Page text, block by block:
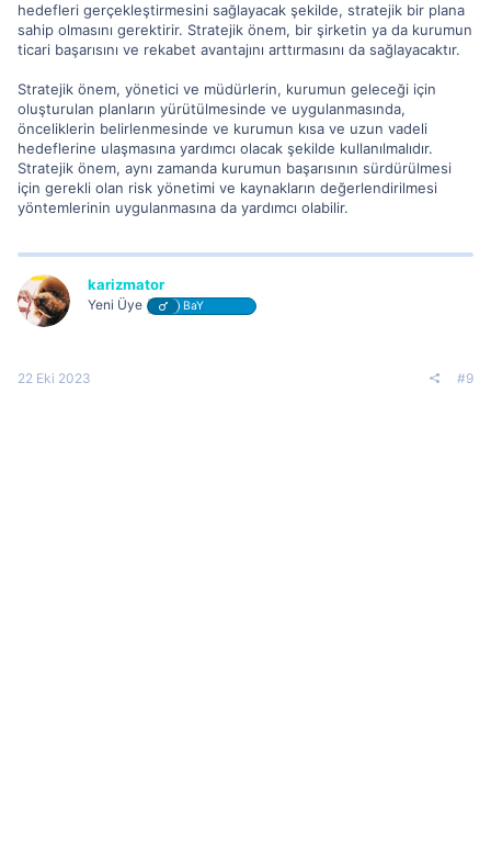
hedefleri gerçekleştirmesini sağlayacak şekilde, stratejik bir plana
sahip olmasını gerektirir. Stratejik önem, bir şirketin ya da kurumun
ticari başarısını ve rekabet avantajını arttırmasını da sağlayacaktır.
Stratejik önem, yönetici ve müdürlerin, kurumun geleceği için
oluşturulan planların yürütülmesinde ve uygulanmasında,
önceliklerin belirlenmesinde ve kurumun kısa ve uzun vadeli
hedeflerine ulaşmasına yardımcı olacak şekilde kullanılmalıdır.
Stratejik önem, aynı zamanda kurumun başarısının sürdürülmesi
için gerekli olan risk yönetimi ve kaynakların değerlendirilmesi
yöntemlerinin uygulanmasına da yardımcı olabilir.
karizmator
Yeni Üye BaY
22 Eki 2023 #9